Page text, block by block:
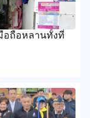
อถือหลานทั้งที่